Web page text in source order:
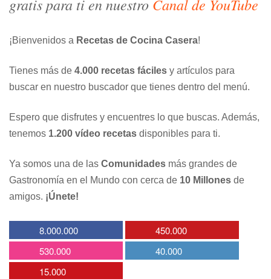
gratis para ti en nuestro Canal de YouTube
¡Bienvenidos a Recetas de Cocina Casera!
Tienes más de 4.000 recetas fáciles y artículos para
buscar en nuestro buscador que tienes dentro del menú.
Espero que disfrutes y encuentres lo que buscas. Además,
tenemos 1.200 vídeo recetas disponibles para ti.
Ya somos una de las Comunidades más grandes de
Gastronomía en el Mundo con cerca de 10 Millones de
amigos. ¡Únete!
8.000.000
450.000
530.000
40.000
15.000